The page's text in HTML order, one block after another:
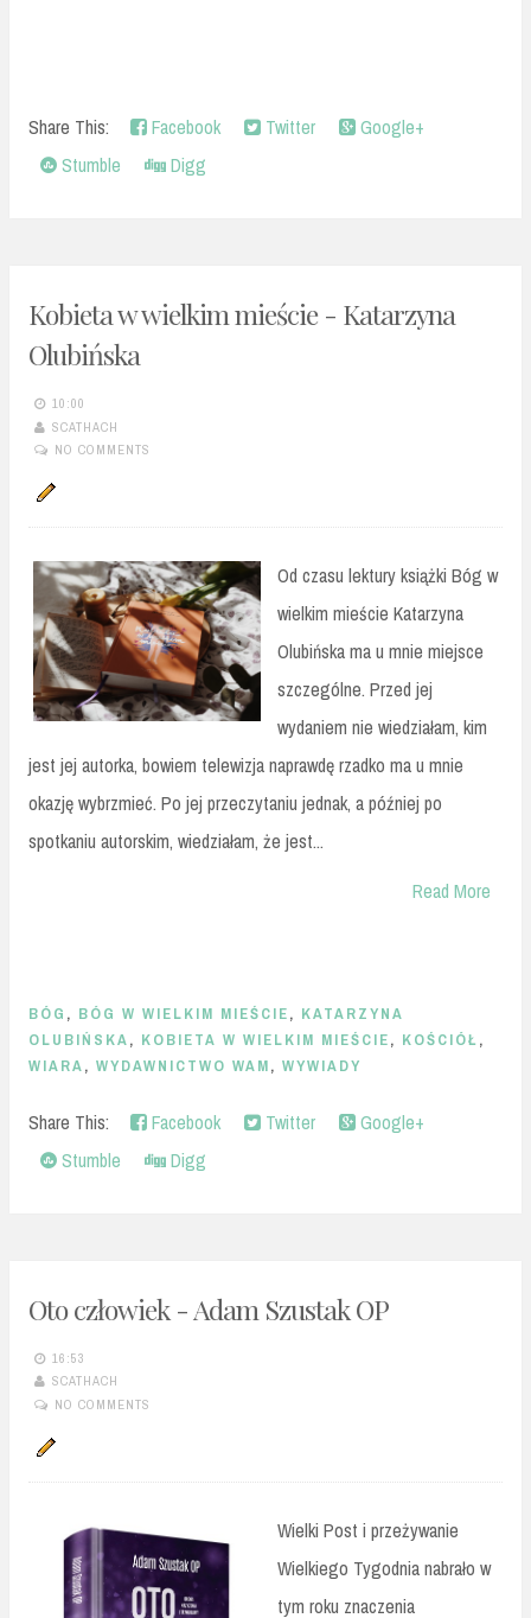
Share This: Facebook Twitter
Google+
Stumble
Digg
Kobieta w wielkim mieście - Katarzyna
Olubińska
10:00
SCATHACH
NO COMMENTS
Od czasu lektury książki Bóg w
wielkim mieście Katarzyna
Olubińska ma u mnie miejsce
szczególne. Przed jej
wydaniem nie wiedziałam, kim
jest jej autorka, bowiem telewizja naprawdę rzadko ma u mnie
okazję wybrzmieć. Po jej przeczytaniu jednak, a później po
spotkaniu autorskim, wiedziałam, że jest...
Read More
BÓG , BÓG W WIELKIM MIEŚCIE, KATARZYNA
OLUBIŃSKA, KOBIETA W WIELKIM MIEŚCIE, KOŚCIÓŁ,
WIARA, WYDAWNICTWO WAM, WYWIADY
Share This: Facebook Twitter
Google+
Stumble
Digg
Oto człowiek - Adam Szustak OP
16:53
SCATHACH
NO COMMENTS
Wielki Post i przeżywanie
Wielkiego Tygodnia nabrało w
tym roku znaczenia